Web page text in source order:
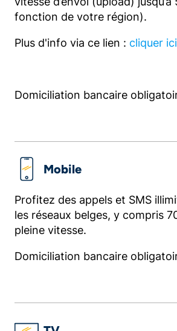
fonction de votre région).
Plus d'info via ce lien : cliquer ici
Domiciliation bancaire
Mobile
Profitez des appels et SMS
les réseaux belges, y compris
pleine vitesse.
Domiciliation bancaire